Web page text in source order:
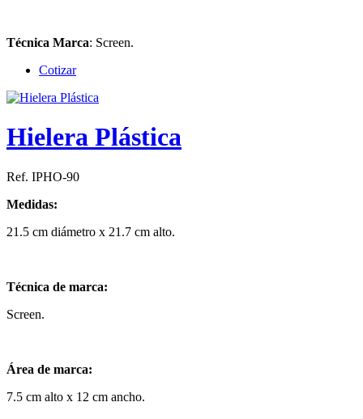
Técnica Marca: Screen.
Cotizar
Hielera Plástica
Ref. IPHO-90
Medidas:
21.5 cm diámetro x 21.7 cm alto.
Técnica de marca:
Screen.
Área de marca:
7.5 cm alto x 12 cm ancho.